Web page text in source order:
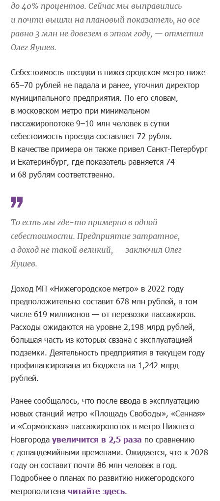
до 40% процентов. Сейчас мы выправились
и почти вышли на плановый показатель, но все
равно 3 млн не довезем в этом году, — отметил
Олег Яушев.
Себестоимость поездки в нижегородском метро ниже
65–70 рублей не падала и ранее, уточнил директор
муниципального предприятия. По его словам,
в московском метро при минимальном
пассажиропотоке 9–10 млн человек в сутки
себестоимость проезда составляет 72 рубля.
В качестве примера он также привел Санкт-Петербург
и Екатеринбург, где показатель равняется 74
и 68 рублям соответственно.
То есть мы где-то примерно в одной
себестоимости. Предприятие затратное,
а доход не такой великий, — заключил Олег
Яушев.
Доход МП «Нижегородское метро» в 2022 году
предположительно составит 678 млн рублей, в том
числе 619 миллионов — от перевозки пассажиров.
Расходы ожидаются на уровне 2,198 млрд рублей,
большая часть из которых свзана с эксплуатацией
подземки. Деятельность предприятия в текущем году
профинансирована из бюджета на 1,242 млрд
рублей.
Ранее сообщалось, что после ввода в эксплуатацию
новых станций метро «Площадь Свободы», «Сенная»
и «Сормовская» пассажиропоток в метро Нижнего
Новгородаувеличится в 2,5 раза по сравнению
с допандемийными временами. Ожидается, что к 2028
году он составит почти 86 млн человек в год.
Подробнее о планах по развитию нижегородского
метрополитеначитайте здесь.